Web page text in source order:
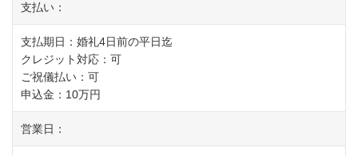
支払い：
支払期日：婚礼4日前の平日迄
クレジット対応：可
ご祝儀払い：可
申込金：10万円
営業日：